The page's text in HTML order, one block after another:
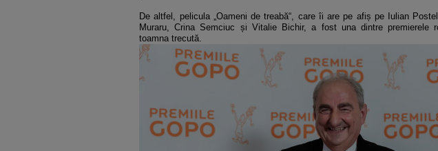
De altfel, pelicula „Oameni de treabă“, care îi are pe afiș pe Iulian
Muraru, Crina Semciuc și Vitalie Bichir, a fost una dintre premierele
toamna trecută.